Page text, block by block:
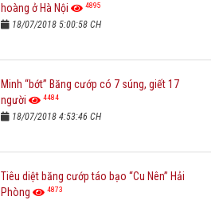
hoàng ở Hà Nội
4895
18/07/2018 5:00:58 CH
Minh “bớt” Băng cướp có 7 súng, giết 17
người
4484
18/07/2018 4:53:46 CH
Tiêu diệt băng cướp táo bạo “Cu Nên” Hải
Phòng
4873